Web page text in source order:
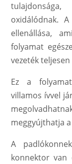
oxidálódnak.
ellenállása,
folyamat
vezeték
Ez a
villamos ívvel
meggyújthatja
A
konnektor van